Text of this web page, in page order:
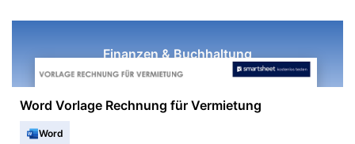
Finanzen & Buchhaltung
Word Vorlage Rechnung für Vermietung
Word